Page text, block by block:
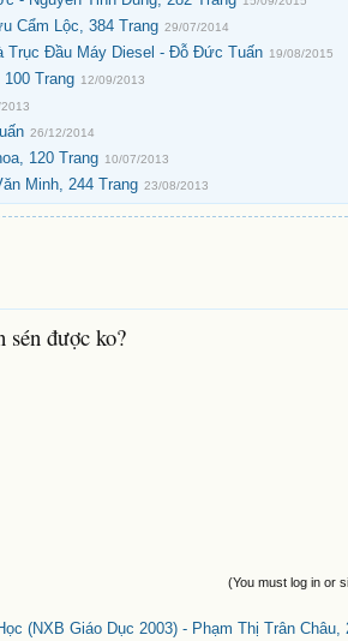
Cẩm Lộc, 384 Trang 29/07/2014
Trục Đầu Máy Diesel - Đỗ Đức Tuấn 19/08/2015
Trang 12/09/2013
26/12/2014
120 Trang 10/07/2013
Minh, 244 Trang 23/08/2013
được ko?
(You must log in or
(NXB Giáo Dục 2003) - Phạm Thị Trân Châu,